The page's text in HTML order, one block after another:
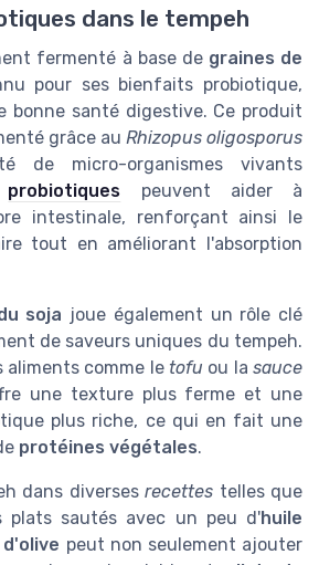
dans le tempeh
fermenté à base de graines de
pour ses bienfaits probiotique,
bonne santé digestive. Ce produit
grâce au Rhizopus oligosporus
de micro-organismes vivants
probiotiques peuvent aider à
intestinale, renforçant ainsi le
tout en améliorant l'absorption
soja joue également un rôle clé
de saveurs uniques du tempeh.
aliments comme le tofu ou la sauce
une texture plus ferme et une
plus riche, ce qui en fait une
protéines végétales.
dans diversesrecettes telles que
plats sautés avec un peu d'huile
d'olive peut non seulement ajouter